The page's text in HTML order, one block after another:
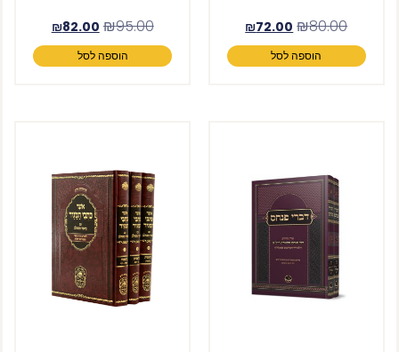
₪80.00
₪72.00
הוספה לסל
₪95.00
₪82.00
הוספה לסל